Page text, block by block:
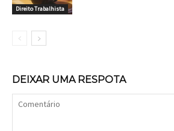
Direito Trabalhista
DEIXAR UMA RESPOTA